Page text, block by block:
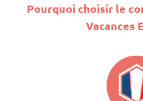
Pourquoi choisir le
Vacances